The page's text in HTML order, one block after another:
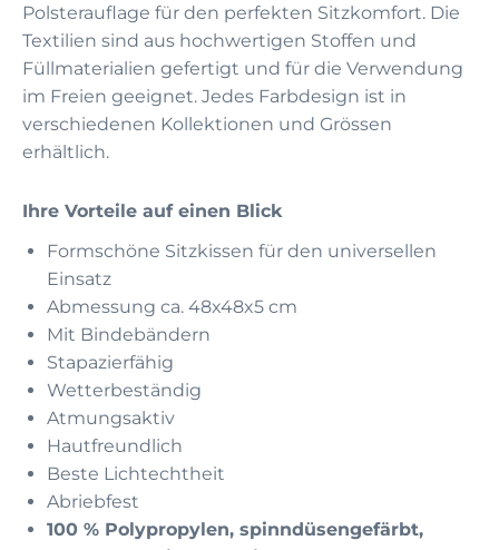
Polsterauflage für den perfekten Sitzkomfort. Die
Textilien sind aus hochwertigen Stoffen und
Füllmaterialien gefertigt und für die Verwendung
im Freien geeignet. Jedes Farbdesign ist in
verschiedenen Kollektionen und Grössen
erhältlich.
Ihre Vorteile auf einen Blick
Formschöne Sitzkissen für den universellen
Einsatz
Abmessung ca. 48x48x5 cm
Mit Bindebändern
Stapazierfähig
Wetterbeständig
Atmungsaktiv
Hautfreundlich
Beste Lichtechtheit
Abriebfest
100 % Polypropylen, spinndüsengefärbt,